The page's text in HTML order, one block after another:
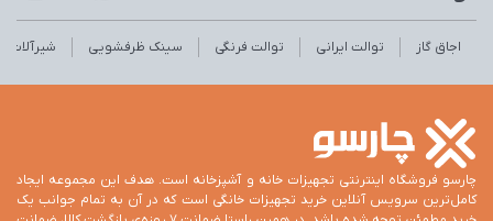
اجاق گاز توالت ایرانی توالت فرنگی سینک ظرفشویی شیرآلات
چارسو فروشگاه اینترنتی تجهیزات خانه و آشپزخانه است. هدف این مجموعه ایجاد
کامل‌ترین سرویس آنلاین خرید تجهیزات خانگی است که در آن به تمام جوانب یک